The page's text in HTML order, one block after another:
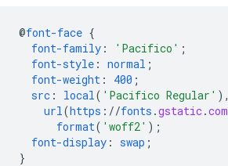
@font-face {
font-family : 'Pacifico' ;
font-style : normal ;
font-weight : 400 ;
src : local ( 'Pacifico Regular' ),
url (https ://fonts .gstatic.com
format( 'woff2' );
font-display : swap ;
}